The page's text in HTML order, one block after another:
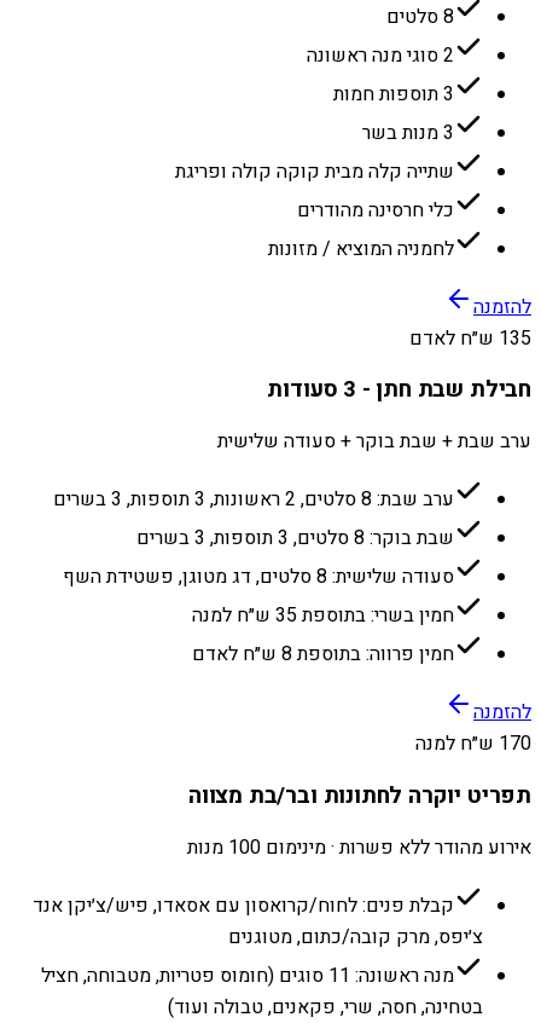
8 סלטים
2 סוגי מנה ראשונה
3 תוספות חמות
3 מנות בשר
שתייה קלה מבית קוקה קולה ופריגת
כלי חרסינה מהודרים
לחמניה המוציא / מזונות
להזמנה
135 ש״ח לאדם
חבילת שבת חתן - 3 סעודות
ערב שבת + שבת בוקר + סעודה שלישית
ערב שבת: 8 סלטים, 2 ראשונות, 3 תוספות, 3 בשרים
שבת בוקר: 8 סלטים, 3 תוספות, 3 בשרים
סעודה שלישית: 8 סלטים, דג מטוגן, פשטידת השף
חמין בשרי: בתוספת 35 ש״ח למנה
חמין פרווה: בתוספת 8 ש״ח לאדם
להזמנה
170 ש״ח למנה
תפריט יוקרה לחתונות ובר/בת מצווה
אירוע מהודר ללא פשרות · מינימום 100 מנות
קבלת פנים: לחוח/קרואסון עם אסאדו, פיש/צ׳יקן אנד
צ׳יפס, מרק קובה/כתום, מטוגנים
מנה ראשונה: 11 סוגים (חומוס פטריות, מטבוחה, חציל
בטחינה, חסה, שרי, פקאנים, טבולה ועוד)